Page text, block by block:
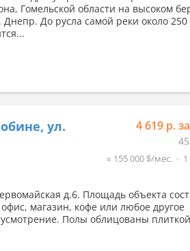
Гомельской области на высоком
Днепр. До русла самой реки около 250
ул.
4 619 р.
≈ 155 000 $/мес.
д.6. Площадь объекта
магазин, кофе или любое другое
Полы облицованы